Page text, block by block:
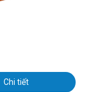
Chi tiết